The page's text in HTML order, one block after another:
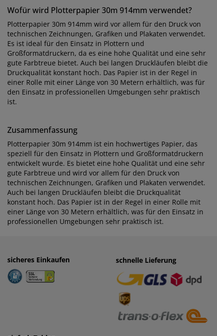
Wofür wird Plotterpapier 30m 914mm verwendet?
Plotterpapier 30m 914mm wird vor allem für den Druck von
technischen Zeichnungen, Grafiken und Plakaten verwendet.
Es ist ideal für den Einsatz in Plottern und
Großformatdruckern, da es eine hohe Qualität und eine sehr
gute Farbtreue bietet. Auch bei langen Druckläufen bleibt die
Druckqualität konstant hoch. Das Papier ist in der Regel in
einer Rolle mit einer Länge von 30 Metern erhältlich, was für
den Einsatz in professionellen Umgebungen sehr praktisch
ist.
Zusammenfassung
Plotterpapier 30m 914mm ist ein hochwertiges Papier, das
speziell für den Einsatz in Plottern und Großformatdruckern
entwickelt wurde. Es bietet eine hohe Qualität und eine sehr
gute Farbtreue und wird vor allem für den Druck von
technischen Zeichnungen, Grafiken und Plakaten verwendet.
Auch bei langen Druckläufen bleibt die Druckqualität
konstant hoch. Das Papier ist in der Regel in einer Rolle mit
einer Länge von 30 Metern erhältlich, was für den Einsatz in
professionellen Umgebungen sehr praktisch ist.
sicheres Einkaufen einfaches Zahlen
· Rechnung
· Vorkasse
schnelle Lieferung